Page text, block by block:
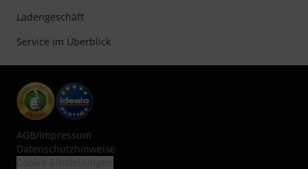
Ladengeschäft
Service im Überblick
AGB/Impressum
Datenschutzhinweise